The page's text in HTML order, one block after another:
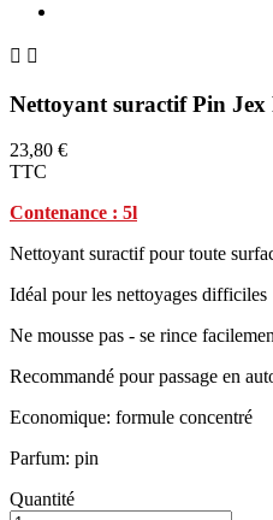
 
Nettoyant suractif Pin Jex
23,80 €
TTC
Contenance : 5l
Nettoyant suractif pour toute
Idéal pour les nettoyages difficiles
Ne mousse pas - se rince
Recommandé pour passage en
Economique: formule concentré
Parfum: pin
Quantité